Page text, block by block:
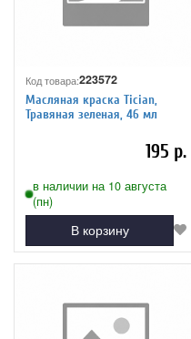
Код товара:223572
Масляная краска Tician,
Травяная зеленая, 46 мл
195 р.
в наличии на 10 августа
(пн)
В корзину